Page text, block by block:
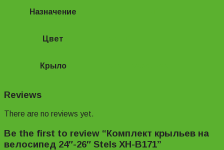
Назначение
Цвет
Крыло
Reviews
There are no reviews yet.
Be the first to review “Комплект крыльев на
велосипед 24″-26″ Stels XH-B171”